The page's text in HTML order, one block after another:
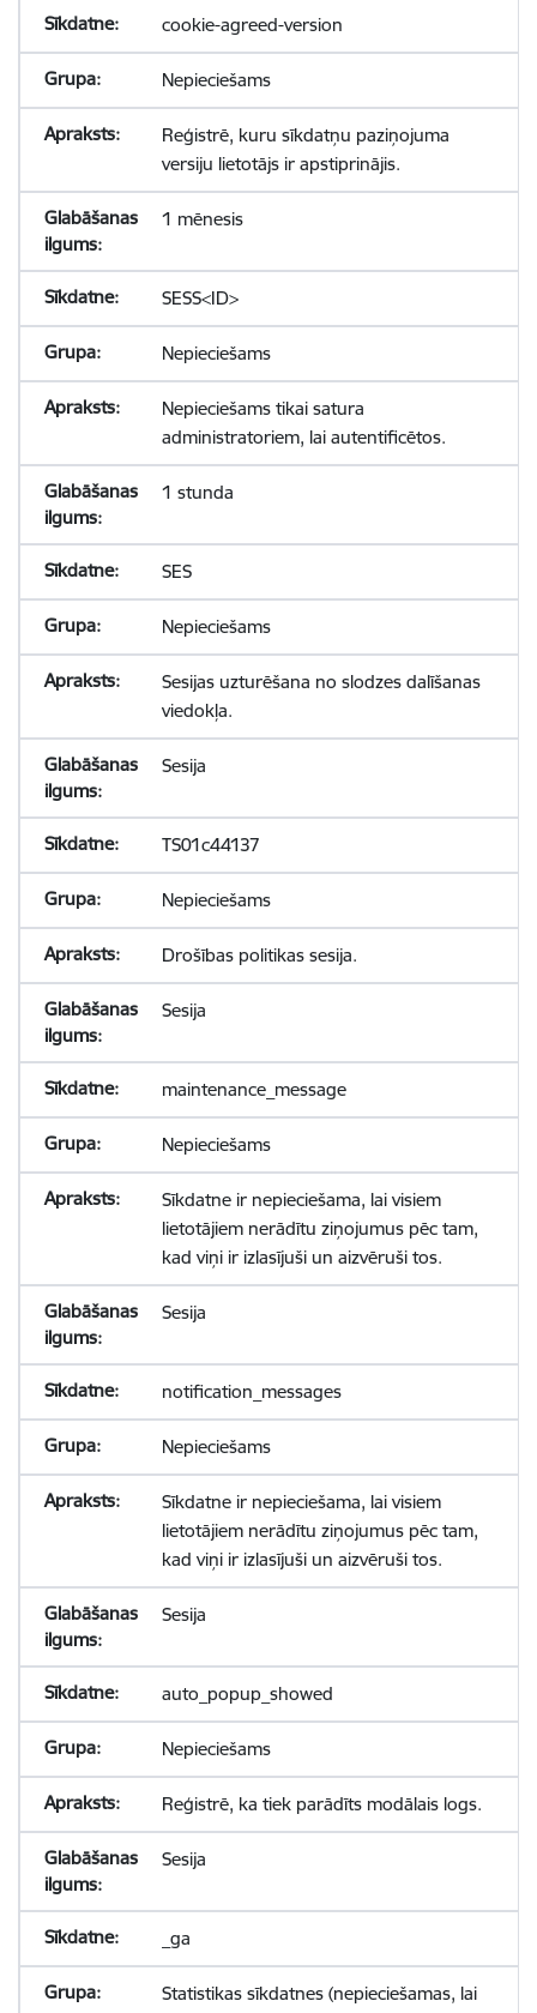
cookie-agreed-version
Nepieciešams
Reģistrē, kuru sīkdatņu paziņojuma
versiju lietotājs ir apstiprinājis.
1 mēnesis
SESS<ID>
Nepieciešams
Nepieciešams tikai satura
administratoriem, lai autentificētos.
1 stunda
SES
Nepieciešams
Sesijas uzturēšana no slodzes dalīšanas
viedokļa.
Sesija
TS01c44137
Nepieciešams
Drošības politikas sesija.
Sesija
maintenance_message
Nepieciešams
Sīkdatne ir nepieciešama, lai visiem
lietotājiem nerādītu ziņojumus pēc tam,
kad viņi ir izlasījuši un aizvēruši tos.
Sesija
notification_messages
Nepieciešams
Sīkdatne ir nepieciešama, lai visiem
lietotājiem nerādītu ziņojumus pēc tam,
kad viņi ir izlasījuši un aizvēruši tos.
Sesija
auto_popup_showed
Nepieciešams
Reģistrē, ka tiek parādīts modālais logs.
Sesija
_ga
Statistikas sīkdatnes (nepieciešamas, lai